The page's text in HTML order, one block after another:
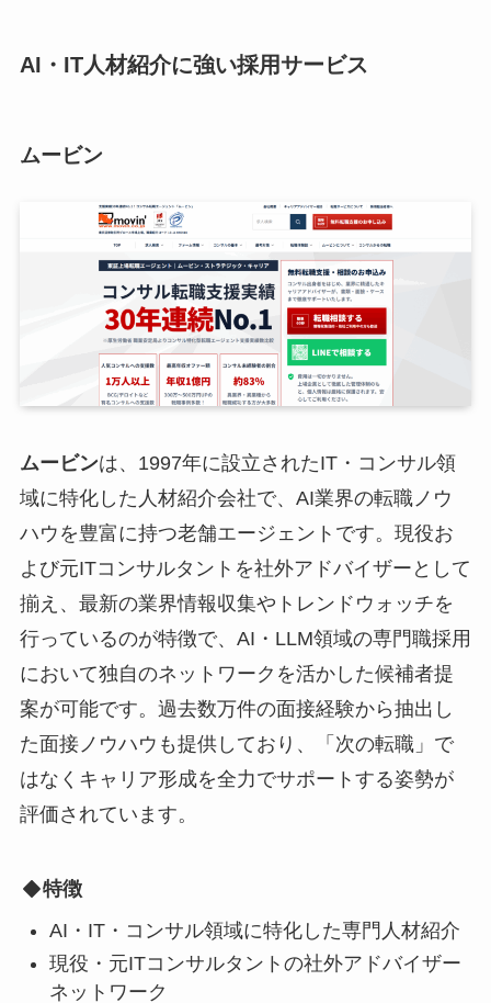
AI・IT人材紹介に強い採用サービス
ムービン
ムービンは、1997年に設立されたIT・コンサル領
域に特化した人材紹介会社で、AI業界の転職ノウ
ハウを豊富に持つ老舗エージェントです。現役お
よび元ITコンサルタントを社外アドバイザーとして
揃え、最新の業界情報収集やトレンドウォッチを
行っているのが特徴で、AI・LLM領域の専門職採用
において独自のネットワークを活かした候補者提
案が可能です。過去数万件の面接経験から抽出し
た面接ノウハウも提供しており、「次の転職」で
はなくキャリア形成を全力でサポートする姿勢が
評価されています。
特徴
AI・IT・コンサル領域に特化した専門人材紹介
現役・元ITコンサルタントの社外アドバイザー
ネットワーク